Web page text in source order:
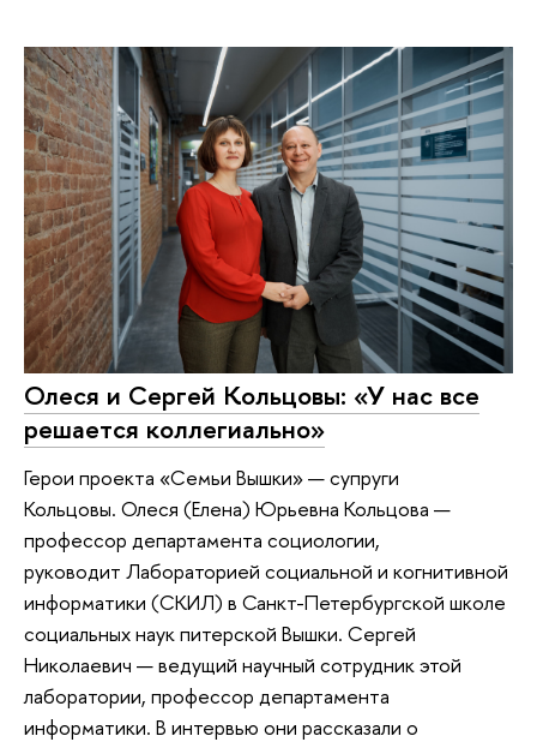
Олеся и Сергей Кольцовы: «У нас все
решается коллегиально»
Герои проекта «Семьи Вышки» — супруги
Кольцовы. Олеся (Елена) Юрьевна Кольцова —
профессор департамента социологии,
руководит Лабораторией социальной и когнитивной
информатики (СКИЛ) в Санкт-Петербургской школе
социальных наук питерской Вышки. Сергей
Николаевич — ведущий научный сотрудник этой
лаборатории, профессор департамента
информатики. В интервью они рассказали о